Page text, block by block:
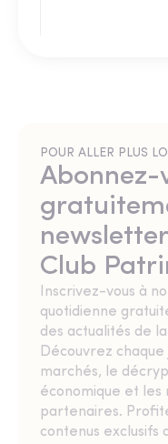
POUR ALLER PLUS
Abonnez-
newsletter
Club
Inscrivez-vous à
quotidienne
des actualités de
Découvrez
marchés, le
économique et les
partenaires.
contenus exclusifs